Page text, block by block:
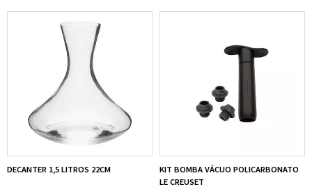
DECANTER 1,5 LITROS 22CM
KIT BOMBA VÁCUO POLICARBONATO
LE CREUSET